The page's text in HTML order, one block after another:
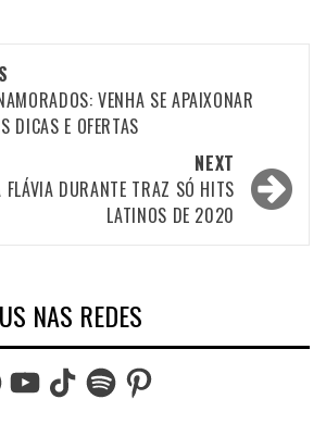
VENHA SE APAIXONAR
DICAS E OFERTAS
NEXT
FLÁVIA DURANTE TRAZ SÓ HITS
LATINOS DE 2020
NAS REDES
YouTubeTikTokSpotifyPinterest